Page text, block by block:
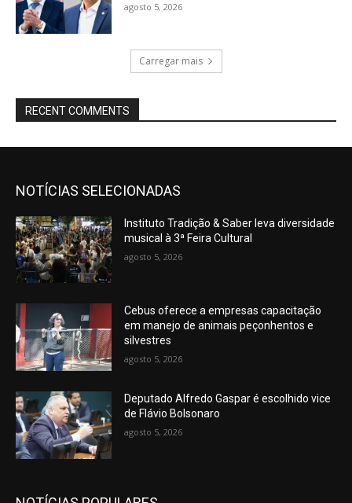
agosto 5, 2026
Carregar mais
RECENT COMMENTS
NOTÍCIAS SELECIONADAS
Instituto Tradição & Saber leva diversidade
musical à 3ª Feira Cultural
agosto 5, 2026
Cebus oferece a empresas capacitação
em manejo de animais peçonhentos e
silvestres
agosto 5, 2026
Deputado Alfredo Gaspar é escolhido vice
de Flávio Bolsonaro
agosto 5, 2026